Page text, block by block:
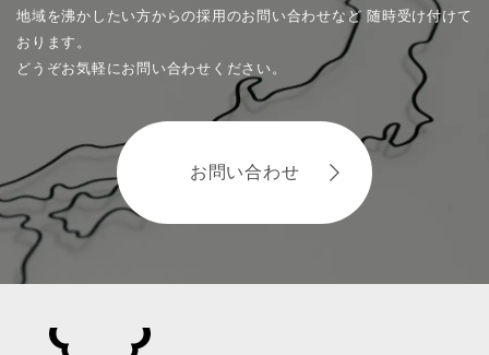
地域を沸かしたい方からの採用のお問い合わせなど 随時受け付けて
おります。
どうぞお気軽にお問い合わせください。
お問い合わせ